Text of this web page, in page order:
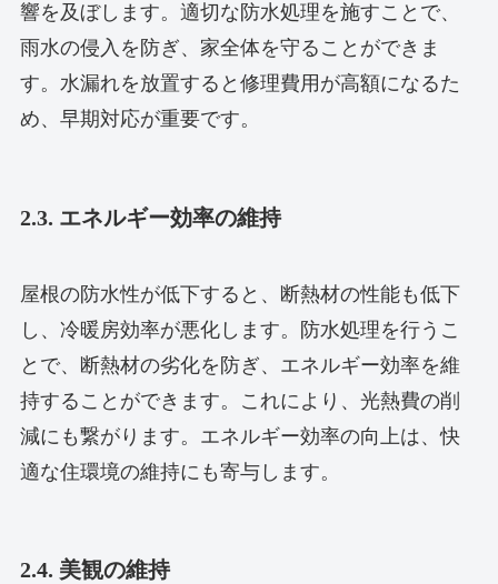
響を及ぼします。適切な防水処理を施すことで、
雨水の侵入を防ぎ、家全体を守ることができま
す。水漏れを放置すると修理費用が高額になるた
め、早期対応が重要です。
2.3. エネルギー効率の維持
屋根の防水性が低下すると、断熱材の性能も低下
し、冷暖房効率が悪化します。防水処理を行うこ
とで、断熱材の劣化を防ぎ、エネルギー効率を維
持することができます。これにより、光熱費の削
減にも繋がります。エネルギー効率の向上は、快
適な住環境の維持にも寄与します。
2.4. 美観の維持